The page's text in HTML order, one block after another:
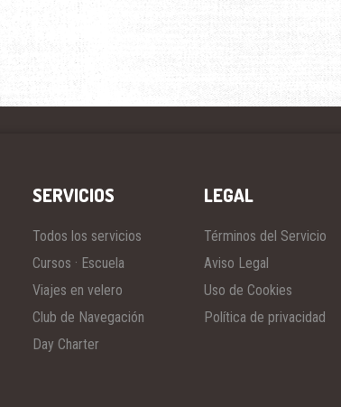
cantidad
SERVICIOS
Todos los servicios
Cursos · Escuela
Viajes en velero
Club de Navegación
Day Charter
LEGAL
Términos del Servicio
Aviso Legal
Uso de Cookies
Política de privacidad